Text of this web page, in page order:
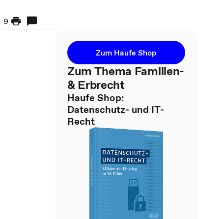
9
Zum Haufe Shop
Zum Thema Familien-
& Erbrecht
Haufe Shop:
Datenschutz- und IT-
Recht